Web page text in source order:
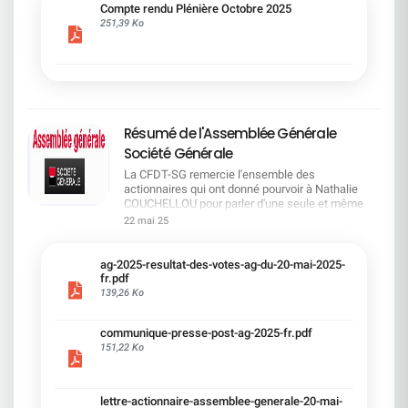
cadre du dialogue social.Bonne lecture !
Compte rendu Plénière Octobre 2025
251,39 Ko
Résumé de l'Assemblée Générale
Société Générale
La CFDT-SG remercie l'ensemble des
actionnaires qui ont donné pourvoir à Nathalie
COUCHELLOU pour parler d'une seule et même
voix.L'assemblée Générale s'est ouverte avec 4
souligné la forte amélioration en 2024 de tous les
facteurs financiers et le premier trimestre 2025
encourageant.Le Directeur Général, Slawomir
solide. Etre une banque simple et intégrée. Etre
une banque efficace. Etre une banque rentable. Le
22 mai 25
ag-2025-resultat-des-votes-ag-du-20-mai-2025-
fr.pdf
139,26 Ko
communique-presse-post-ag-2025-fr.pdf
151,22 Ko
lettre-actionnaire-assemblee-generale-20-mai-